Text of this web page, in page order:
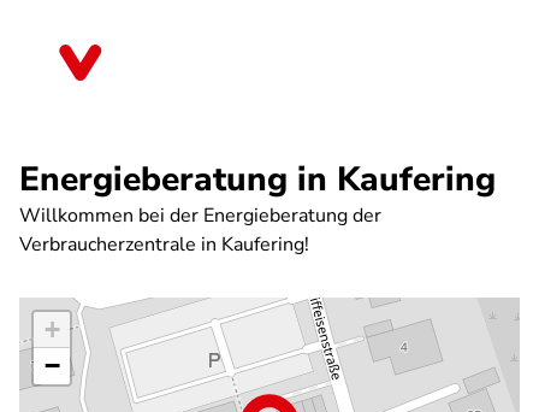
Energieberatung in Kaufering
Willkommen bei der Energieberatung der
Verbraucherzentrale in Kaufering!
+
−